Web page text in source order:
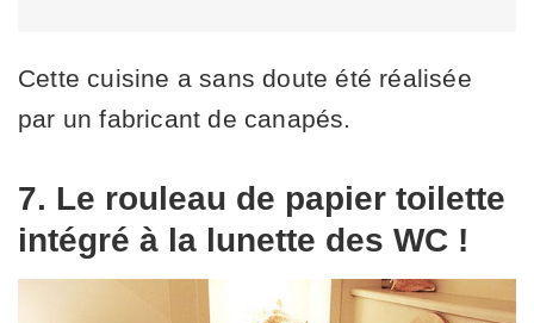
Cette cuisine a sans doute été réalisée
par un fabricant de canapés.
7. Le rouleau de papier toilette
intégré à la lunette des WC !